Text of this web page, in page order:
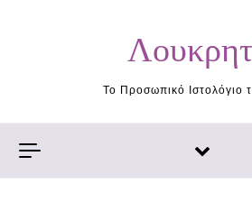
Το Προσωπικό Ιστολόγιο